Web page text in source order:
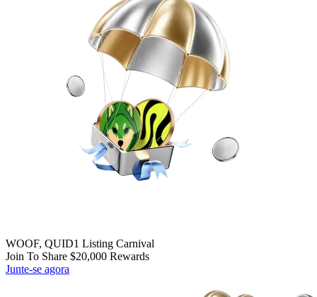
WOOF, QUID1 Listing Carnival
Join To Share $20,000 Rewards
Junte-se agora